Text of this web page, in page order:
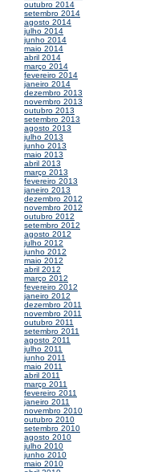
outubro 2014
setembro 2014
agosto 2014
julho 2014
junho 2014
maio 2014
abril 2014
março 2014
fevereiro 2014
janeiro 2014
dezembro 2013
novembro 2013
outubro 2013
setembro 2013
agosto 2013
julho 2013
junho 2013
maio 2013
abril 2013
março 2013
fevereiro 2013
janeiro 2013
dezembro 2012
novembro 2012
outubro 2012
setembro 2012
agosto 2012
julho 2012
junho 2012
maio 2012
abril 2012
março 2012
fevereiro 2012
janeiro 2012
dezembro 2011
novembro 2011
outubro 2011
setembro 2011
agosto 2011
julho 2011
junho 2011
maio 2011
abril 2011
março 2011
fevereiro 2011
janeiro 2011
novembro 2010
outubro 2010
setembro 2010
agosto 2010
julho 2010
junho 2010
maio 2010